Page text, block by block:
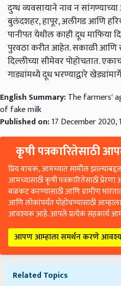
दुग्ध व्यवसायाने नाव न
बुलंदशहर, हापूर, अलीगड आणि
पानीपत येथील काही दूध माफिया
पुरवठा करीत आहेत. सकाळी आणि
दिल्लीच्या सीमेवर पोहोचतात.
गाड्यांमध्ये दूध भरण्याद्वारे
English Summary:The farmers'
of fake milk
Published on:17 December 2020,
कृषी पत्रकारितेसाठी
प्रिय वाचक, आमच्यात सामील
आमच्यासाठी कृषी पत्रकारितेसाठी
बळकट करण्यासाठी आणि ग्रामीण
आणि लोकांपर्यंत पोहोचण्यासाठी
आवश्यक आहे. आपले प्रत्येक सहकार्य
आपण आम्हाला समर्थन करणे
Related Topics